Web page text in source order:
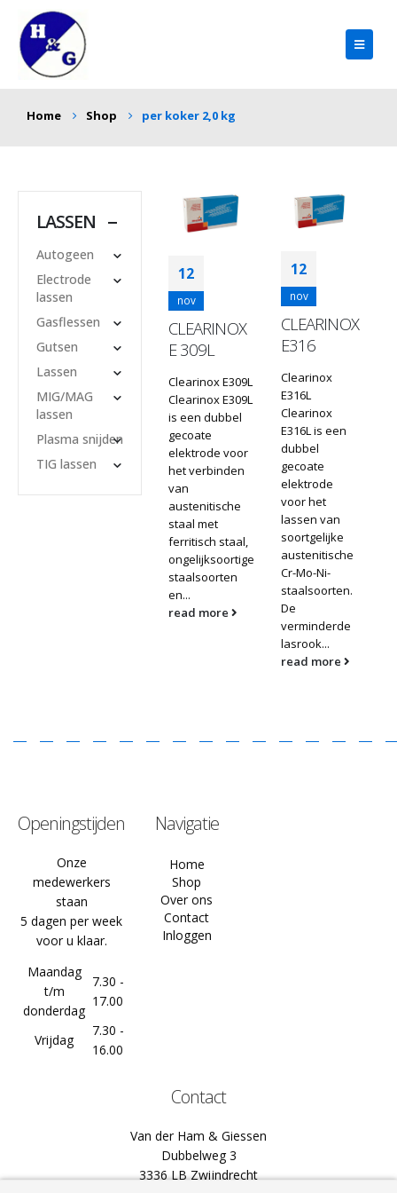
Home Shop per koker 2,0 kg
12
nov
CLEARINOX
E 309L
Clearinox E309L
Clearinox E309L
is een dubbel
gecoate
elektrode voor
het verbinden
van
austenitische
staal met
ferritisch staal,
ongelijksoortige
staalsoorten
en...
read more
12
nov
CLEARINOX
E316
Clearinox
E316L
Clearinox
E316L is een
dubbel
gecoate
elektrode
voor het
lassen van
soortgelijke
austenitische
Cr-Mo-Ni-
staalsoorten.
De
verminderde
lasrook...
read more
LASSEN
Autogeen
Electrode
lassen
Gasflessen
Gutsen
Lassen
MIG/MAG
lassen
Plasma snijden
TIG lassen
Openingstijden
Onze
medewerkers
staan
5 dagen per week
voor u klaar.
Maandag
t/m
donderdag
7.30 -
17.00
Vrijdag
7.30 -
16.00
Navigatie
Home
Shop
Over ons
Contact
Inloggen
Contact
Van der Ham & Giessen
Dubbelweg 3
3336 LB Zwijndrecht